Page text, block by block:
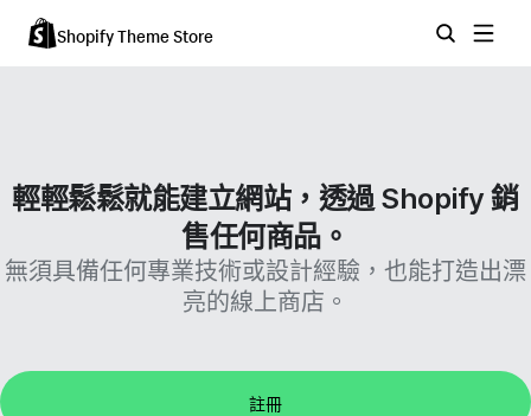
Shopify Theme Store
輕輕鬆鬆就能建立網站，透過 Shopify 銷
售任何商品。
無須具備任何專業技術或設計經驗，也能打造出漂
亮的線上商店。
註冊